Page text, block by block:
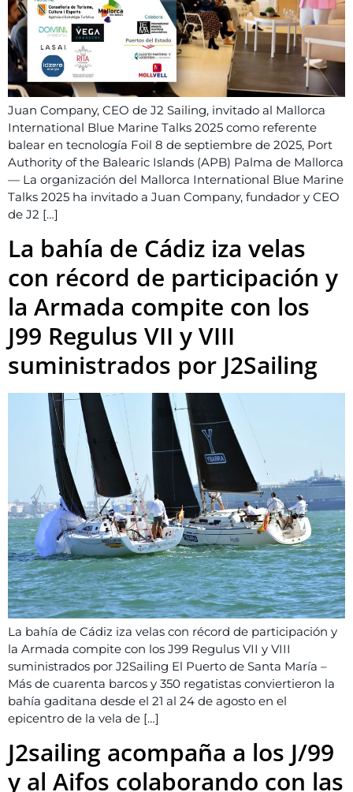
Juan Company, CEO de J2 Sailing, invitado al Mallorca
International Blue Marine Talks 2025 como referente
balear en tecnología Foil 8 de septiembre de 2025, Port
Authority of the Balearic Islands (APB) Palma de Mallorca
— La organización del Mallorca International Blue Marine
Talks 2025 ha invitado a Juan Company, fundador y CEO
de J2 […]
La bahía de Cádiz iza velas
con récord de participación y
la Armada compite con los
J99 Regulus VII y VIII
suministrados por J2Sailing
La bahía de Cádiz iza velas con récord de participación y
la Armada compite con los J99 Regulus VII y VIII
suministrados por J2Sailing El Puerto de Santa María –
Más de cuarenta barcos y 350 regatistas conviertieron la
bahía gaditana desde el 21 al 24 de agosto en el
epicentro de la vela de […]
J2sailing acompaña a los J/99
y al Aifos colaborando con las